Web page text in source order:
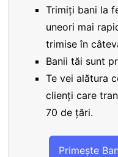
Trimiți bani la
uneori mai
trimise în
Banii tăi sunt
Te vei alătura
clienți care
70 de țări.
Primește